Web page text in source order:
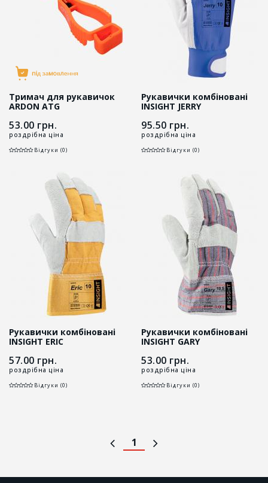
Тримач для рукавичок
ARDON ATG
53.00 грн.
роздрібна ціна
Відгуки (0)
Рукавички комбіновані
INSIGHT JERRY
95.50 грн.
роздрібна ціна
Відгуки (0)
Рукавички комбіновані
INSIGHT ERIC
57.00 грн.
роздрібна ціна
Відгуки (0)
Рукавички комбіновані
INSIGHT GARY
53.00 грн.
роздрібна ціна
Відгуки (0)
1